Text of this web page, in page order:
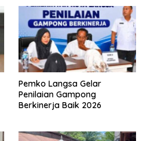
Pemko Langsa Gelar
Penilaian Gampong
Berkinerja Baik 2026